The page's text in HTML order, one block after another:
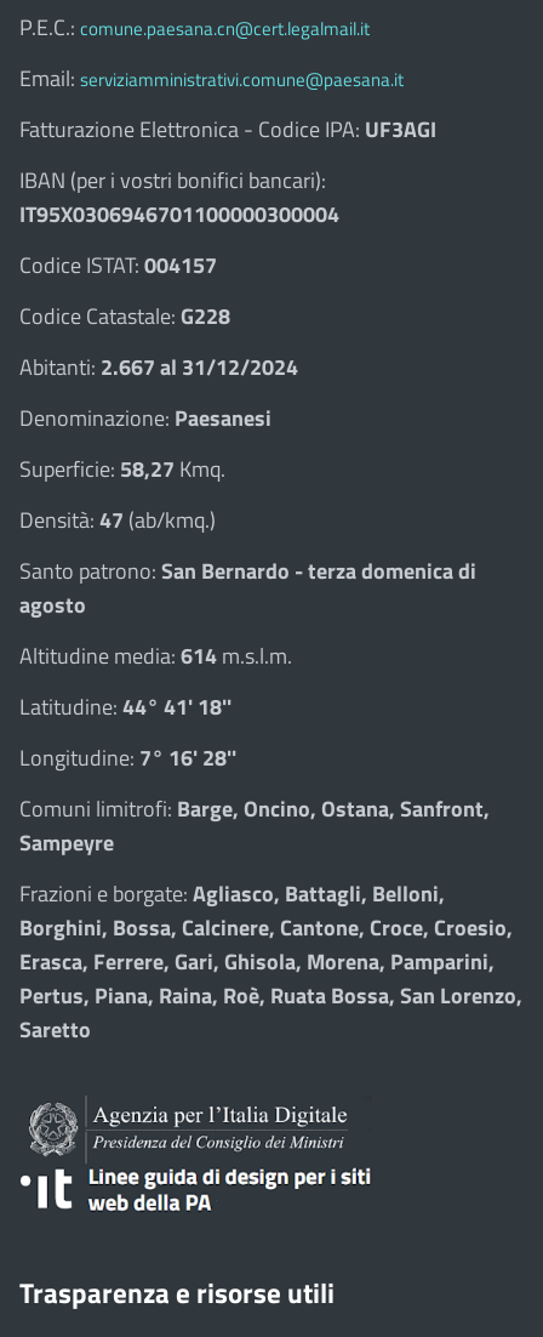
P.E.C.: comune.paesana.cn@cert.legalmail.it
Email: serviziamministrativi.comune@paesana.it
Fatturazione Elettronica - Codice IPA: UF3AGI
IBAN (per i vostri bonifici bancari):
IT95X0306946701100000300004
Codice ISTAT:004157
Codice Catastale:G228
Abitanti: 2.667 al 31/12/2024
Denominazione: Paesanesi
Superficie: 58,27 Kmq.
Densità:47 (ab/kmq.)
Santo patrono:San Bernardo - terza domenica di
agosto
Altitudine media:614m.s.l.m.
Latitudine:44° 41' 18''
Longitudine: 7° 16' 28''
Comuni limitrofi: Barge, Oncino, Ostana, Sanfront,
Sampeyre
Frazioni e borgate:Agliasco, Battagli, Belloni,
Borghini, Bossa, Calcinere, Cantone, Croce, Croesio,
Erasca, Ferrere, Gari, Ghisola, Morena, Pamparini,
Pertus, Piana, Raina, Roè, Ruata Bossa, San Lorenzo,
Saretto
Trasparenza e risorse utili